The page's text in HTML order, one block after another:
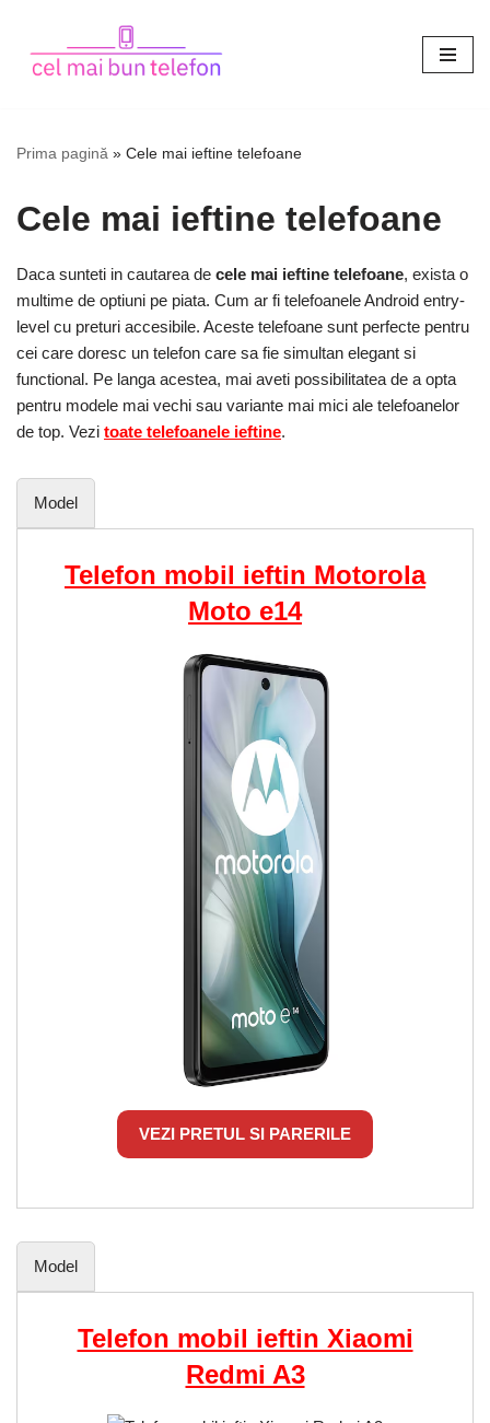
Sari
Prima pagină » Cele mai ieftine telefoane
Cele mai ieftine telefoane
Daca sunteti in cautarea de cele mai ieftine telefoane, exista o
multime de optiuni pe piata. Cum ar fi telefoanele Android entry-
level cu preturi accesibile. Aceste telefoane sunt perfecte pentru
cei care doresc un telefon care sa fie simultan elegant si
functional. Pe langa acestea, mai aveti possibilitatea de a opta
pentru modele mai vechi sau variante mai mici ale telefoanelor
de top. Vezi toate telefoanele ieftine.
Model
Telefon mobil ieftin Motorola
Moto e14
VEZI PRETUL SI PARERILE
Model
Telefon mobil ieftin Xiaomi
Redmi A3